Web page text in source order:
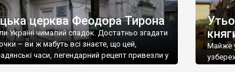
церква Феодора Тирона
Україні чималий спадок. Достатньо згадати
– ви ж мабуть всі знаєте, що цей,
часи, легендарний рецепт привезли у
Майже